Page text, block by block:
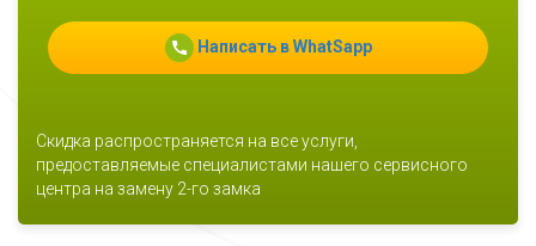
Написать в WhatSapp
Скидка распространяется на все услуги,
предоставляемые специалистами нашего сервисного
центра на замену 2-го замка